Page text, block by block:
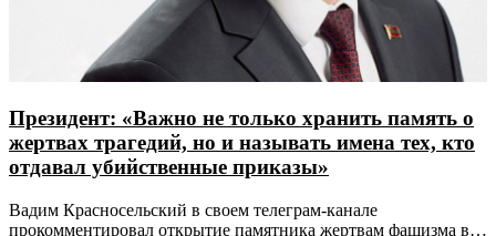
Президент: «Важно не только хранить память о
жертвах трагедий, но и называть имена тех, кто
отдавал убийственные приказы»
Вадим Красносельский в своем телеграм-канале
прокомментировал открытие памятника жертвам фашизма в